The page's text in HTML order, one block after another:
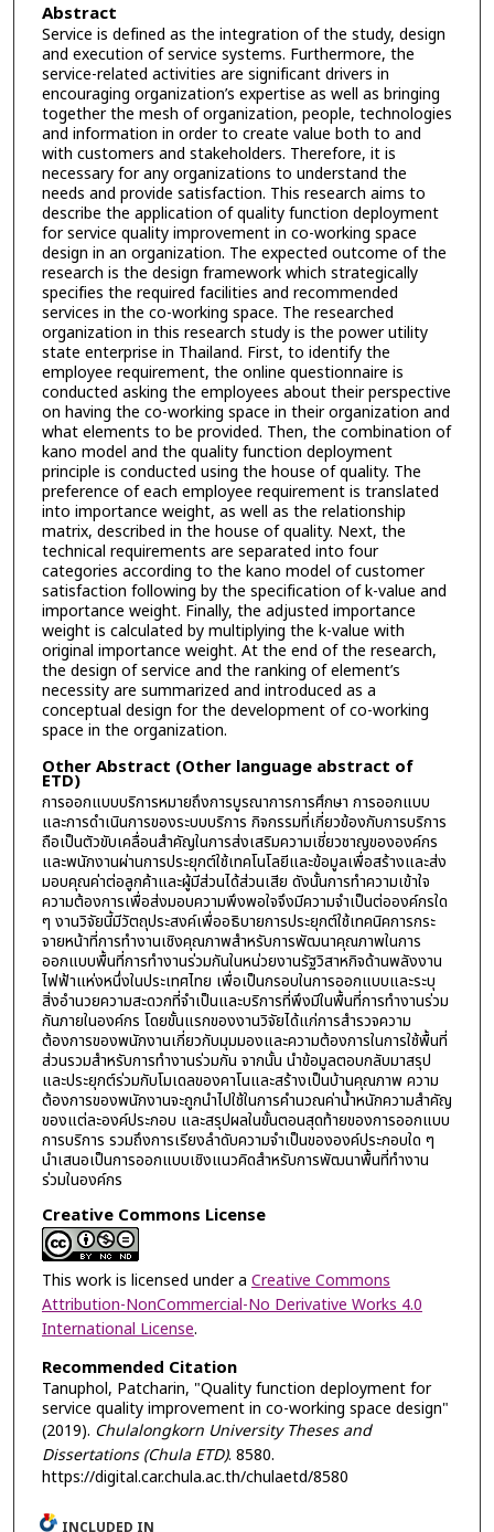
Abstract
Service is defined as the integration of the study, design
and execution of service systems. Furthermore, the
service-related activities are significant drivers in
encouraging organization’s expertise as well as bringing
together the mesh of organization, people, technologies
and information in order to create value both to and
with customers and stakeholders. Therefore, it is
necessary for any organizations to understand the
needs and provide satisfaction. This research aims to
describe the application of quality function deployment
for service quality improvement in co-working space
design in an organization. The expected outcome of the
research is the design framework which strategically
specifies the required facilities and recommended
services in the co-working space. The researched
organization in this research study is the power utility
state enterprise in Thailand. First, to identify the
employee requirement, the online questionnaire is
conducted asking the employees about their perspective
on having the co-working space in their organization and
what elements to be provided. Then, the combination of
kano model and the quality function deployment
principle is conducted using the house of quality. The
preference of each employee requirement is translated
into importance weight, as well as the relationship
matrix, described in the house of quality. Next, the
technical requirements are separated into four
categories according to the kano model of customer
satisfaction following by the specification of k-value and
importance weight. Finally, the adjusted importance
weight is calculated by multiplying the k-value with
original importance weight. At the end of the research,
the design of service and the ranking of element’s
necessity are summarized and introduced as a
conceptual design for the development of co-working
space in the organization.
Other Abstract (Other language abstract of
ETD)
การออกแบบบริการหมายถึงการบูรณาการการศึกษา การออกแบบ
และการดำเนินการของระบบบริการ กิจกรรมที่เกี่ยวข้องกับการบริการ
ถือเป็นตัวขับเคลื่อนสำคัญในการส่งเสริมความเชี่ยวชาญขององค์กร
และพนักงานผ่านการประยุกต์ใช้เทคโนโลยีและข้อมูลเพื่อสร้างและส่ง
มอบคุณค่าต่อลูกค้าและผู้มีส่วนได้ส่วนเสีย ดังนั้นการทำความเข้าใจ
ความต้องการเพื่อส่งมอบความพึงพอใจจึงมีความจำเป็นต่อองค์กรใด
ๆ งานวิจัยนี้มีวัตถุประสงค์เพื่ออธิบายการประยุกต์ใช้เทคนิคการกระ
จายหน้าที่การทำงานเชิงคุณภาพสำหรับการพัฒนาคุณภาพในการ
ออกแบบพื้นที่การทำงานร่วมกันในหน่วยงานรัฐวิสาหกิจด้านพลังงาน
ไฟฟ้าแห่งหนึ่งในประเทศไทย เพื่อเป็นกรอบในการออกแบบและระบุ
สิ่งอำนวยความสะดวกที่จำเป็นและบริการที่พึงมีในพื้นที่การทำงานร่วม
กันภายในองค์กร โดยขั้นแรกของงานวิจัยได้แก่การสำรวจความ
ต้องการของพนักงานเกี่ยวกับมุมมองและความต้องการในการใช้พื้นที่
ส่วนรวมสำหรับการทำงานร่วมกัน จากนั้น นำข้อมูลตอบกลับมาสรุป
และประยุกต์ร่วมกับโมเดลของคาโนและสร้างเป็นบ้านคุณภาพ ความ
ต้องการของพนักงานจะถูกนำไปใช้ในการคำนวณค่าน้ำหนักความสำคัญ
ของแต่ละองค์ประกอบ และสรุปผลในขั้นตอนสุดท้ายของการออกแบบ
การบริการ รวมถึงการเรียงลำดับความจำเป็นขององค์ประกอบใด ๆ
นำเสนอเป็นการออกแบบเชิงแนวคิดสำหรับการพัฒนาพื้นที่ทำงาน
ร่วมในองค์กร
Creative Commons License
This work is licensed under a Creative Commons
Attribution-NonCommercial-No Derivative Works 4.0
International License.
Recommended Citation
Tanuphol, Patcharin, "Quality function deployment for
service quality improvement in co-working space design"
(2019). Chulalongkorn University Theses and
Dissertations (Chula ETD). 8580.
https://digital.car.chula.ac.th/chulaetd/8580
INCLUDED IN